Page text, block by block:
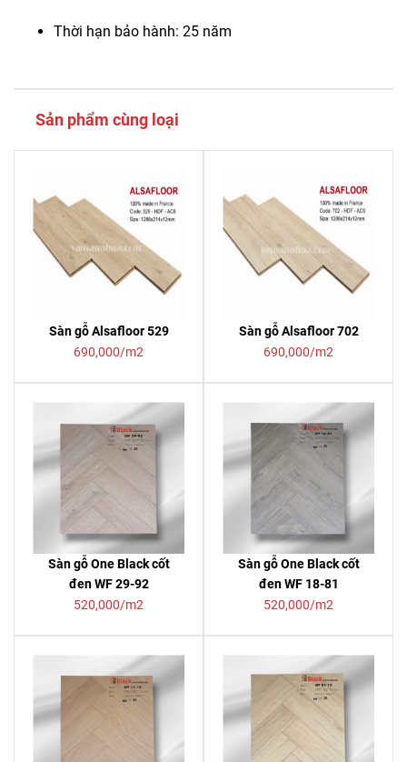
Thời hạn bảo hành: 25 năm
Sản phẩm cùng loại
Sàn gỗ Alsafloor 529
690,000/m2
Sàn gỗ Alsafloor 702
690,000/m2
Sàn gỗ One Black cốt
đen WF 29-92
520,000/m2
Sàn gỗ One Black cốt
đen WF 18-81
520,000/m2